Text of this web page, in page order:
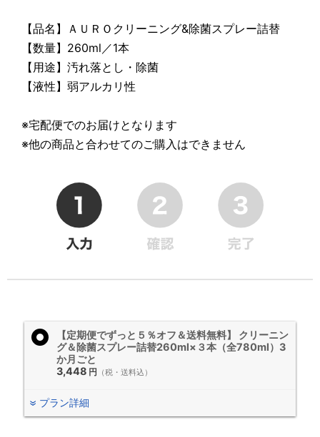
【品名】ＡＵＲＯクリーニング&除菌スプレー詰替
【数量】260ml／1本
【用途】汚れ落とし・除菌
【液性】弱アルカリ性
※宅配便でのお届けとなります
※他の商品と合わせてのご購入はできません